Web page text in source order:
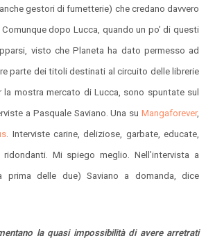
gestori di fumetterie) che credano davvero
dopo Lucca, quando un po’ di questi
visto che Planeta ha dato permesso ad
parte dei titoli destinati al circuito delle librerie
la mostra mercato di Lucca, sono spuntate sul
a Pasquale Saviano. Una su Mangaforever,
. Interviste carine, deliziose, garbate, educate,
Mi spiego meglio. Nell’intervista a
prima delle due) Saviano a domanda, dice
la quasi impossibilità di avere arretrati